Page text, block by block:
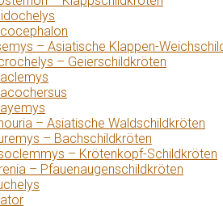
– Asiatische Klappen-
– Geierschildkröten
– Asiatische Waldschildkröten
– Bachschildkröten
– Krötenkopf-Schildkröten
– Pfauenaugenschildkröten